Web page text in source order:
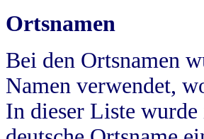
Ortsnamen
Bei den Ortsnamen
Namen verwendet,
In dieser Liste